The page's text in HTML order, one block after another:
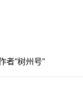
者“树州号”